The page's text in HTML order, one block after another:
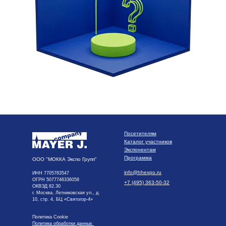
Политика Cookie
Политика обработки данных
ИНН 7705783547
ОГРН 5077746336058
ОКВЭД 82.30
г. Москва, Летниковская ул., д.
10, стр. 4, БЦ «Святогор-4»
info@hhexpo.ru
+7 (495) 363-50-32
ООО "МОККА Экспо Групп"
Посетителям
Каталог участников
Программа
Экспонентам